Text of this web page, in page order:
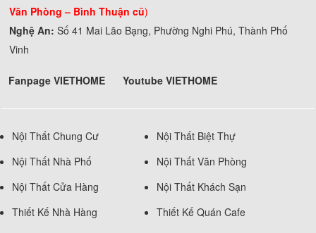
Văn Phòng – Bình Thuận cũ)
Nghệ An: Số 41 Mai Lão Bạng, Phường Nghi Phú, Thành Phố
Vinh
Fanpage VIETHOME Youtube VIETHOME
Nội Thất Chung Cư
Nội Thất Biệt Thự
Nội Thất Nhà Phố
Nội Thất Văn Phòng
Nội Thất Cửa Hàng
Nội Thất Khách Sạn
Thiết Kế Nhà Hàng
Thiết Kế Quán Cafe